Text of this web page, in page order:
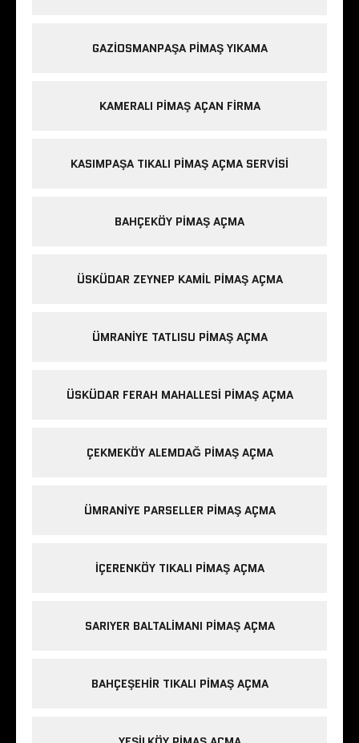
GAZIOSMANPAŞA PIMAŞ YIKAMA
KAMERALI PIMAŞ AÇAN FIRMA
KASIMPAŞA TIKALI PIMAŞ AÇMA SERVISI
BAHÇEKÖY PIMAŞ AÇMA
ÜSKÜDAR ZEYNEP KAMIL PIMAŞ AÇMA
ÜMRANIYE TATLISU PIMAŞ AÇMA
ÜSKÜDAR FERAH MAHALLESI PIMAŞ AÇMA
ÇEKMEKÖY ALEMDAĞ PIMAŞ AÇMA
ÜMRANIYE PARSELLER PIMAŞ AÇMA
IÇERENKÖY TIKALI PIMAŞ AÇMA
SARIYER BALTALIMANI PIMAŞ AÇMA
BAHÇEŞEHIR TIKALI PIMAŞ AÇMA